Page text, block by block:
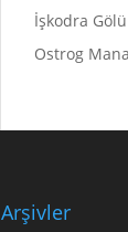
İşkodra
Ostrog
Arşivler